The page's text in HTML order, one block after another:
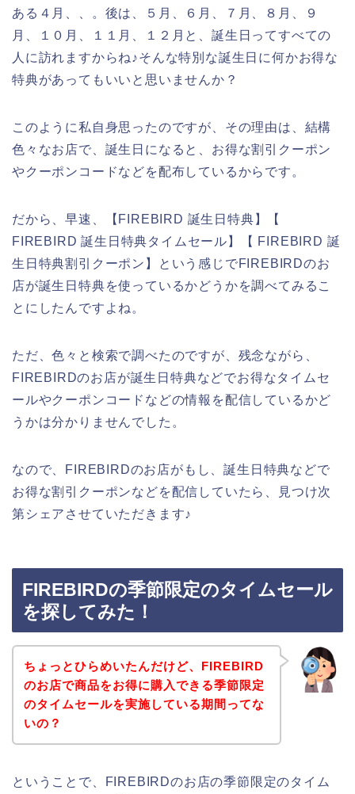
ある４月、、。後は、５月、６月、７月、８月、９
月、１０月、１１月、１２月と、誕生日ってすべての
人に訪れますからね♪そんな特別な誕生日に何かお得な
特典があってもいいと思いませんか？
このように私自身思ったのですが、その理由は、結構
色々なお店で、誕生日になると、お得な割引クーポン
やクーポンコードなどを配布しているからです。
だから、早速、【FIREBIRD 誕生日特典】【
FIREBIRD 誕生日特典タイムセール】【 FIREBIRD 誕
生日特典割引クーポン】という感じでFIREBIRDのお
店が誕生日特典を使っているかどうかを調べてみるこ
とにしたんですよね。
ただ、色々と検索で調べたのですが、残念ながら、
FIREBIRDのお店が誕生日特典などでお得なタイムセ
ールやクーポンコードなどの情報を配信しているかど
うかは分かりませんでした。
なので、FIREBIRDのお店がもし、誕生日特典などで
お得な割引クーポンなどを配信していたら、見つけ次
第シェアさせていただきます♪
FIREBIRDの季節限定のタイムセール
を探してみた！
ちょっとひらめいたんだけど、FIREBIRD
のお店で商品をお得に購入できる季節限定
のタイムセールを実施している期間ってな
いの？
ということで、FIREBIRDのお店の季節限定のタイム